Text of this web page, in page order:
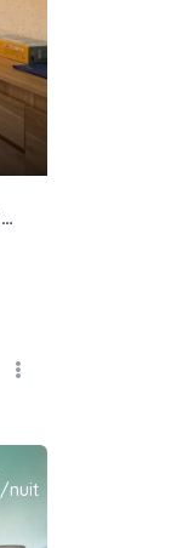
Superbe T2 au Grau du roi Avec climatisation et piscine
/nuit